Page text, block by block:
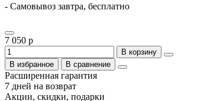
- Самовывоз завтра, бесплатно
7 050 р
В корзину
В избранное
В сравнение
Расширенная гарантия
7 дней на возврат
Акции, скидки, подарки